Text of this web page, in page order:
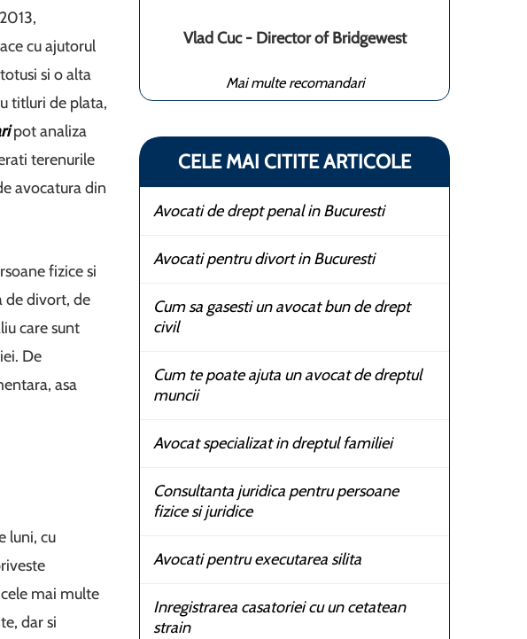
cu ajutorul
si o alta
titluri de plata,
pot analiza
terenurile
avocatura din
fizice si
de divort, de
care sunt
De
asa
luni, cu
mai multe
dar si
Vlad Cuc - Director of Bridgewest
Mai multe recomandari
CELE MAI CITITE ARTICOLE
Avocati de drept penal in Bucuresti
Avocati pentru divort in Bucuresti
Cum sa gasesti un avocat bun de drept
civil
Cum te poate ajuta un avocat de dreptul
muncii
Avocat specializat in dreptul familiei
Consultanta juridica pentru persoane
fizice si juridice
Avocati pentru executarea silita
Inregistrarea casatoriei cu un cetatean
strain